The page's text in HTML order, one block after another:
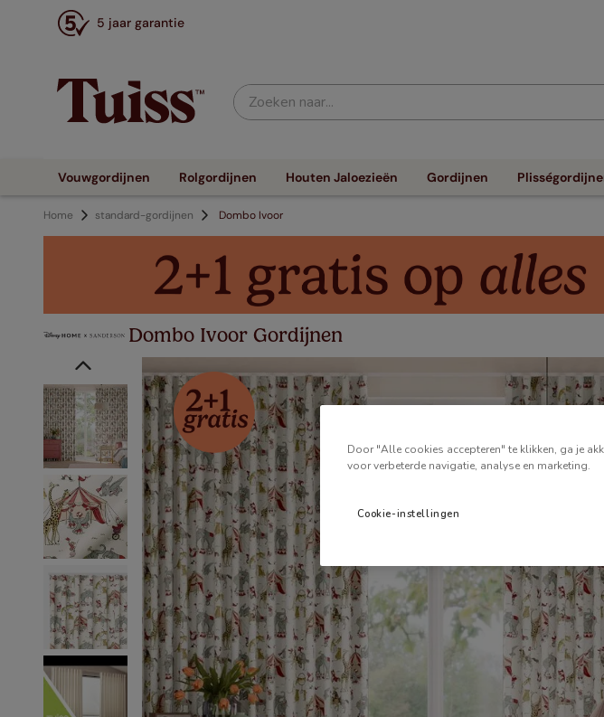
5 jaar garantie
Zoeken naar...
Vouwgordijnen Rolgordijnen Houten Jaloezieën Gordijnen
Home standard-gordijnen Dombo Ivoor
Dombo Ivoor Gordijnen
Door "Alle cookies accepteren" te klikken, ga je
voor verbeterde navigatie, analyse en marketing.
Cookie-instellingen